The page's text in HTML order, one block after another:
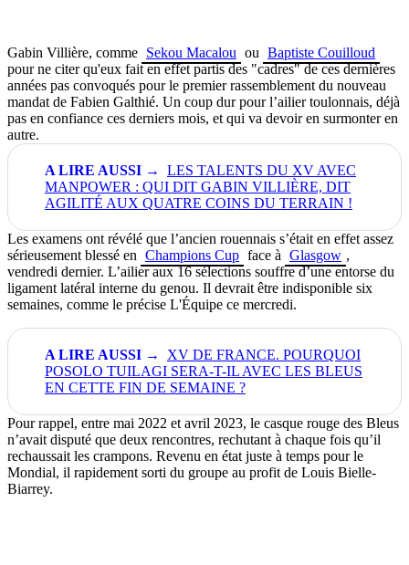
Gabin Villière, comme Sekou Macalou ou Baptiste Couilloud
pour ne citer qu'eux fait en effet partis des "cadres" de ces dernières
années pas convoqués pour le premier rassemblement du nouveau
mandat de Fabien Galthié. Un coup dur pour l’ailier toulonnais, déjà
pas en confiance ces derniers mois, et qui va devoir en surmonter en
autre.
LES TALENTS DU XV AVEC
MANPOWER : QUI DIT GABIN VILLIÈRE, DIT
AGILITÉ AUX QUATRE COINS DU TERRAIN !
Les examens ont révélé que l’ancien rouennais s’était en effet assez
sérieusement blessé en Champions Cup face à Glasgow ,
vendredi dernier. L’ailier aux 16 sélections souffre d’uneentorse du
ligament latéral interne du genou. Il devrait être indisponible six
semaines, comme le précise L'Équipe ce mercredi.
XV DE FRANCE. POURQUOI
POSOLO TUILAGI SERA-T-IL AVEC LES BLEUS
EN CETTE FIN DE SEMAINE ?
Pour rappel, entre mai 2022 et avril 2023, le casque rouge des Bleus
n’avait disputé que deux rencontres, rechutant à chaque fois qu’il
rechaussait les crampons. Revenu en état juste à temps pour le
Mondial, il rapidement sorti du groupe au profit de Louis Bielle-
Biarrey.